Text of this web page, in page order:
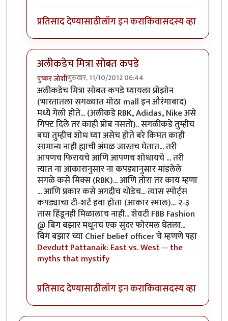
प्रतिसाद देण्यासाठीलॉग इन कराकिंवासदस्य व्हा
अलीकडेच मित्रा सोबत कपडे
पुष्कर जोशीगुरुवार, 11/10/2012 06:44
In reply toजनजागृतीbyसर्वसाक्षी
अलीकडेच मित्रा सोबत कपडे घ्यायला प्रोझोन
(भारतातला सगळ्यात मोठा mall इन औरंगाबाद)
मध्ये गेलो होते... (अलीकडे RBK, Adidas, Nike असे
गिफ्ट दिले तर काही प्रोब नसतो).. सगळीकडे तुम्हीच
बघा तुम्हीच शोध घ्या असेच होते बरे किमत काही
सामान्य नाही ह्याची अंमळ जास्तच घेतात... तरी
आपणच फिरायचे आणि आपणच शोधायचे ... तरी
त्यात ना आकारानुसार ना कपड्यानुसार मांडलेले
सगळे कसे मिक्स (RBK)... आणि तोरा तर काय म्हणा
... आणि प्रकार कसे अगदीच थोडेच... त्यास स्पोर्ट्स
कपड्याचा टी-शर्ट हवा होता (आकार स्माल)... २-३
तास हिंडूनही मिळालाच नाही... शेवटी FBB Fashion
@ बिग बझार मधूनच एक सुंदर फोरमल घेतला...
बिग बझार च्या Chief belief officer चे म्हणणे पहा
Devdutt Pattanaik: East vs. West -- the
myths that mystify
प्रतिसाद देण्यासाठीलॉग इन कराकिंवासदस्य व्हा